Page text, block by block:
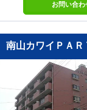
お問い合わ
南山カワイＰＡＲ